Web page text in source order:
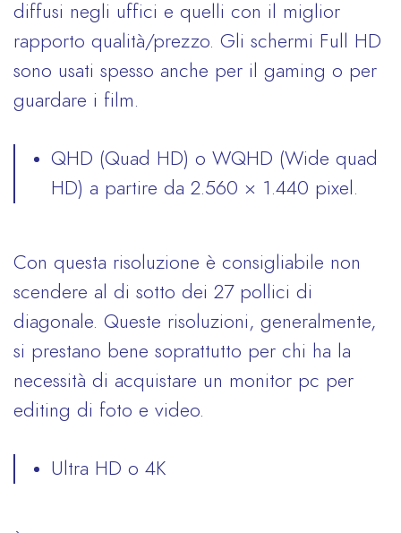
diffusi negli uffici e quelli con il miglior
rapporto qualità/prezzo. Gli schermi Full HD
sono usati spesso anche per il gaming o per
guardare i film.
QHD (Quad HD) o WQHD (Wide quad
HD) a partire da 2.560 × 1.440 pixel.
Con questa risoluzione è consigliabile non
scendere al di sotto dei 27 pollici di
diagonale. Queste risoluzioni, generalmente,
si prestano bene soprattutto per chi ha la
necessità di acquistare un monitor pc per
editing di foto e video.
Ultra HD o 4K